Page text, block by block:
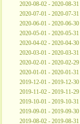
2020-08-02 - 2020-08-31
2020-07-01 - 2020-07-31
2020-06-01 - 2020-06-30
2020-05-01 - 2020-05-31
2020-04-02 - 2020-04-30
2020-03-01 - 2020-03-31
2020-02-01 - 2020-02-29
2020-01-01 - 2020-01-31
2019-12-01 - 2019-12-30
2019-11-02 - 2019-11-29
2019-10-01 - 2019-10-31
2019-09-01 - 2019-09-30
2019-08-02 - 2019-08-31